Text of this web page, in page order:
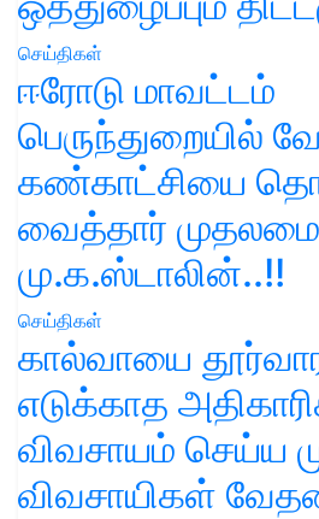
செய்திகள்
ஈரோடு மாவட்டம்
பெருந்துறையில்
கண்காட்சியை
வைத்தார்
மு.க.ஸ்டாலின்..!!
செய்திகள்
கால்வாயை
எடுக்காத
விவசாயம் செய்ய
விவசாயிகள்